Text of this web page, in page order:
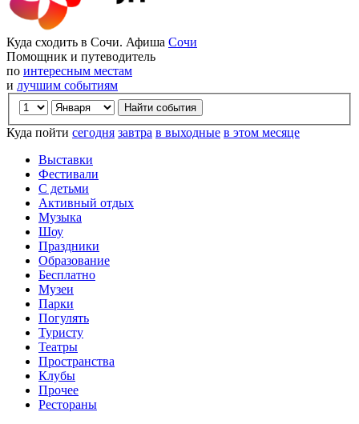
Куда сходить в Сочи. Афиша Сочи
Помощник и путеводитель
по интересным местам
и лучшим событиям
Куда пойти сегодня завтра в выходные в этом месяце
Выставки
Фестивали
С детьми
Активный отдых
Музыка
Шоу
Праздники
Образование
Бесплатно
Музеи
Парки
Погулять
Туристу
Театры
Пространства
Клубы
Прочее
Рестораны